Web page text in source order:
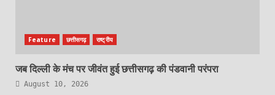
Feature छत्तीसगढ़ राष्ट्रीय
जब दिल्ली के मंच पर जीवंत हुई छत्तीसगढ़ की पंडवानी परंपरा
August 10, 2026